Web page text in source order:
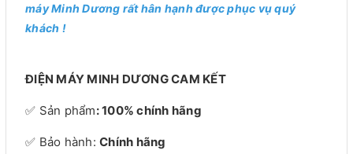
máy Minh Dương rất hân hạnh được phục vụ quý
khách !
ĐIỆN MÁY MINH DƯƠNG CAM KẾT
✅ Sản phẩm: 100% chính hãng
✅ Bảo hành: Chính hãng